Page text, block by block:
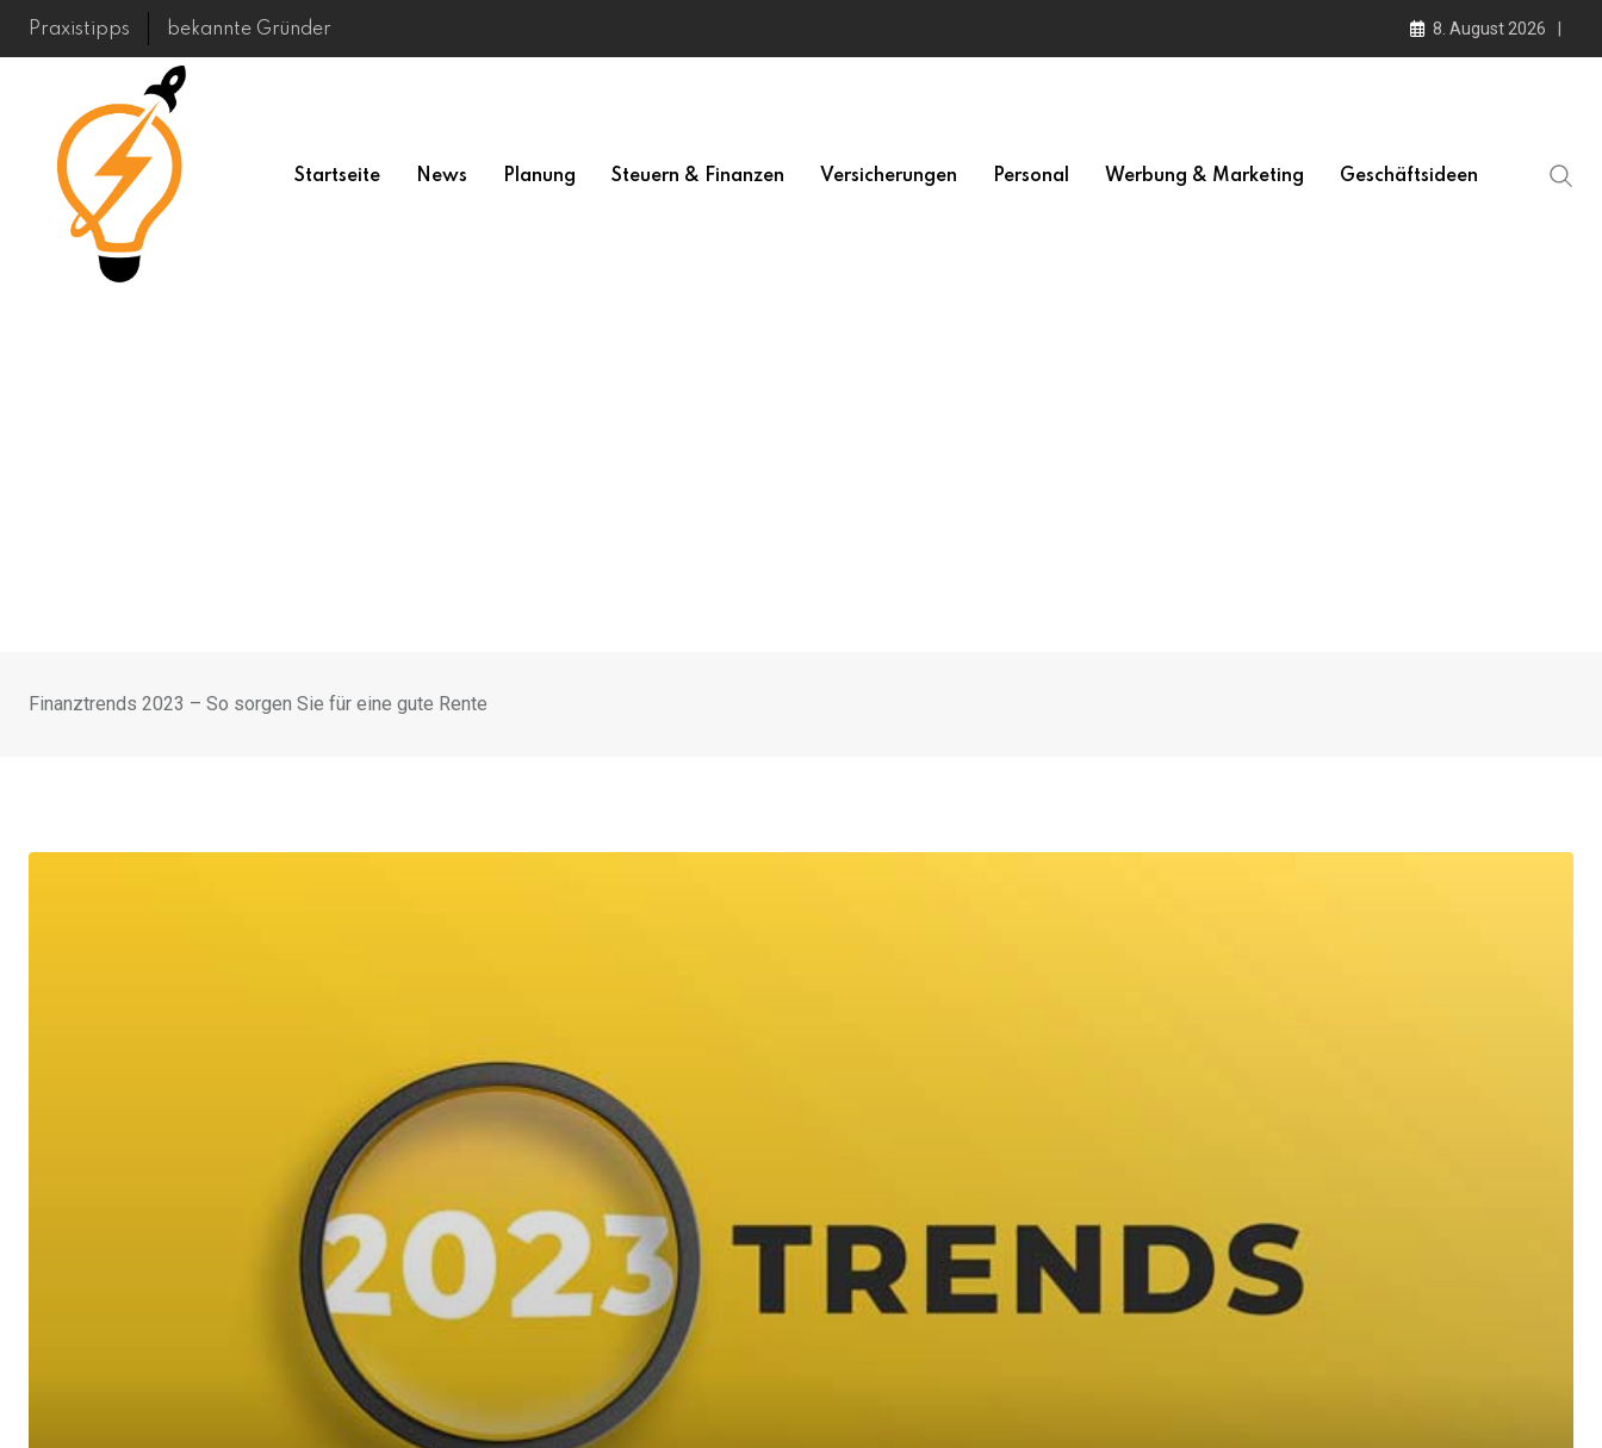
Skip
Praxistipps bekannte Gründer 8. August 2026
Startseite News Planung Steuern & Finanzen Versicherungen Personal Werbung & Marketing Geschäftsideen
Finanztrends 2023 – So sorgen Sie für eine gute Rente